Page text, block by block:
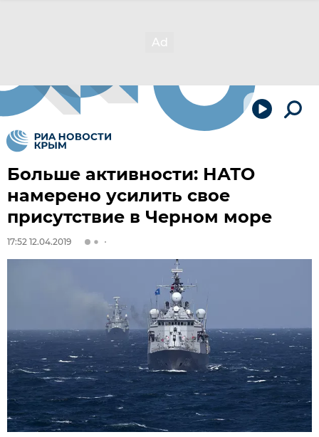
Больше активности: НАТО
намерено усилить свое
присутствие в Черном море
17:52 12.04.2019